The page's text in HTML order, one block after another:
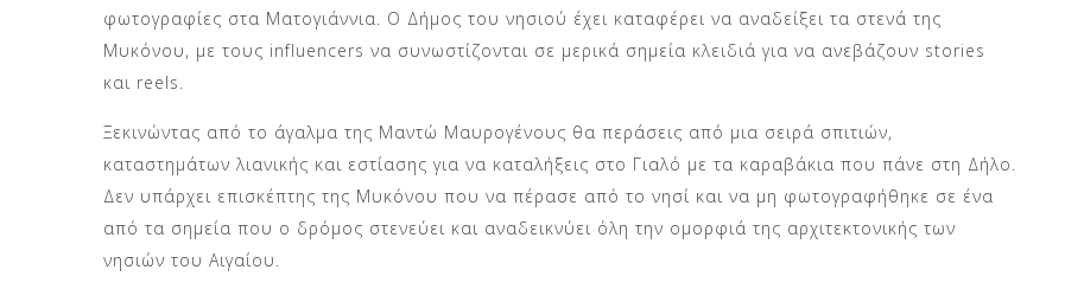
φωτογραφίες στα Ματογιάννια. Ο Δήμος του νησιού έχει καταφέρει να αναδείξει τα στενά της
Μυκόνου, με τους influencers να συνωστίζονται σε μερικά σημεία κλειδιά για να ανεβάζουν stories
και reels.
Ξεκινώντας από το άγαλμα της Μαντώ Μαυρογένους θα περάσεις από μια σειρά σπιτιών,
καταστημάτων λιανικής και εστίασης για να καταλήξεις στο Γιαλό με τα καραβάκια που πάνε στη Δήλο.
Δεν υπάρχει επισκέπτης της Μυκόνου που να πέρασε από το νησί και να μη φωτογραφήθηκε σε ένα
από τα σημεία που ο δρόμος στενεύει και αναδεικνύει όλη την ομορφιά της αρχιτεκτονικής των
νησιών του Αιγαίου.